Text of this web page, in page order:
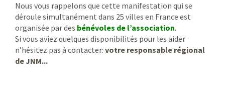
Nous vous rappelons que cette manifestation qui se
déroule simultanément dans 25 villes en France est
organisée par des bénévoles de l’association.
Si vous aviez quelques disponibilités pour les aider
n’hésitez pas à contacter: votre responsable régional
de JNM...